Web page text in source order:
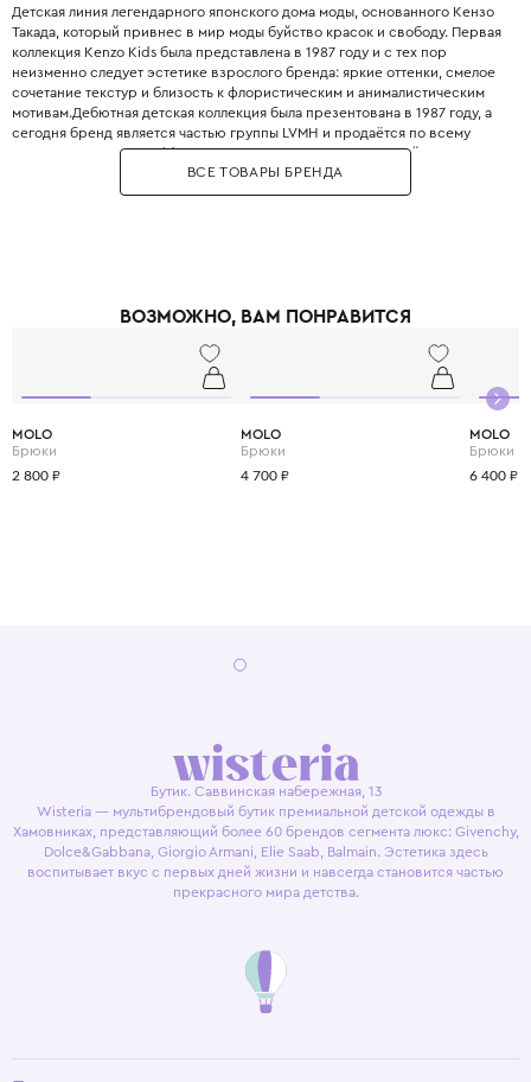
Детская линия легендарного японского дома моды, основанного Кензо
Такада, который привнес в мир моды буйство красок и свободу. Первая
коллекция Kenzo Kids была представлена в 1987 году и с тех пор
неизменно следует эстетике взрослого бренда: яркие оттенки, смелое
сочетание текстур и близость к флористическим и анималистическим
мотивам.Дебютная детская коллекция была презентована в 1987 году, а
сегодня бренд является частью группы LVMH и продаётся по всему
миру. Одежда Kenzo Kids создана для юных исследователей, которые не
боятся выделяться и любят яркую жизнь.Дизайн часто опирается на
фольклорные мотивы и этнические узоры, что придает образам
Kenzo Kids поддерживает концепцию «граждан без границ», объединяя
CWF (Children Worldwide Fashion) гарантирует безупречный крой и
комфорт, соответствующий всем потребностям растущего организма.
ВСЕ ТОВАРЫ БРЕНДА
ВОЗМОЖНО, ВАМ ПОНРАВИТСЯ
MOLO
Брюки
2 800 ₽
MOLO
Брюки
4 700 ₽
MOLO
Брюки
6 400 ₽
Бутик. Саввинская набережная, 13
Wisteria — мультибрендовый бутик премиальной детской одежды в
Хамовниках, представляющий более 60 брендов сегмента люкс: Givenchy,
Dolce&Gabbana, Giorgio Armani, Elie Saab, Balmain. Эстетика здесь
воспитывает вкус с первых дней жизни и навсегда становится частью
прекрасного мира детства.